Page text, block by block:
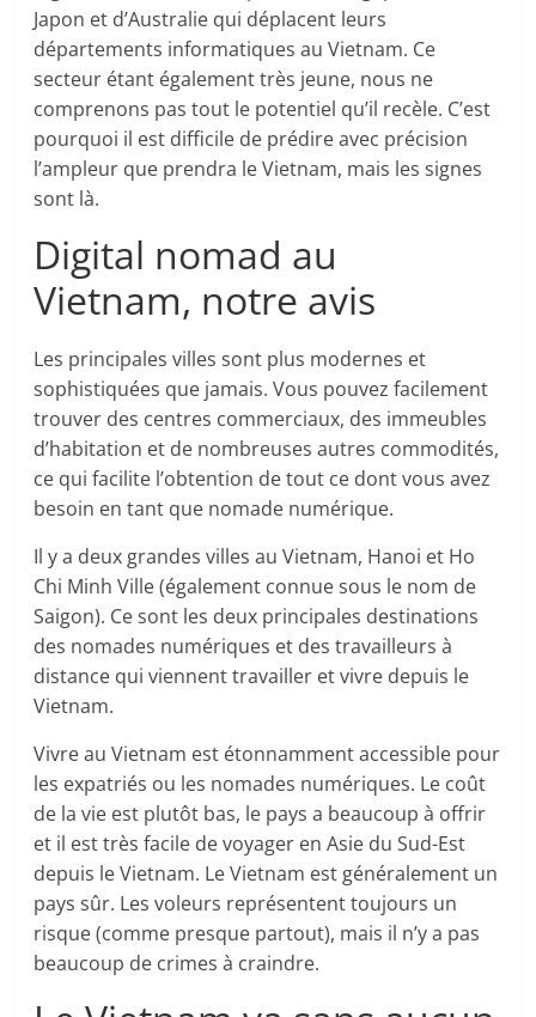
Japon et d’Australie qui déplacent leurs
départements informatiques au Vietnam. Ce
secteur étant également très jeune, nous ne
comprenons pas tout le potentiel qu’il recèle. C’est
pourquoi il est difficile de prédire avec précision
l’ampleur que prendra le Vietnam, mais les signes
sont là.
Digital nomad au
Vietnam, notre avis
Les principales villes sont plus modernes et
sophistiquées que jamais. Vous pouvez facilement
trouver des centres commerciaux, des immeubles
d’habitation et de nombreuses autres commodités,
ce qui facilite l’obtention de tout ce dont vous avez
besoin en tant que nomade numérique.
Il y a deux grandes villes au Vietnam, Hanoi et Ho
Chi Minh Ville (également connue sous le nom de
Saigon). Ce sont les deux principales destinations
des nomades numériques et des travailleurs à
distance qui viennent travailler et vivre depuis le
Vietnam.
Vivre au Vietnam est étonnamment accessible pour
les expatriés ou les nomades numériques. Le coût
de la vie est plutôt bas, le pays a beaucoup à offrir
et il est très facile de voyager en Asie du Sud-Est
depuis le Vietnam. Le Vietnam est généralement un
pays sûr. Les voleurs représentent toujours un
risque (comme presque partout), mais il n’y a pas
beaucoup de crimes à craindre.